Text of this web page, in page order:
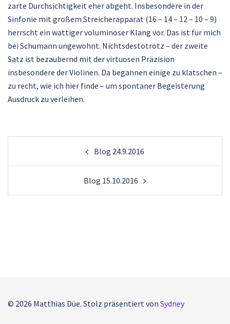
zarte Durchsichtigkeit eher abgeht. Insbesondere in der
Sinfonie mit großem Streicherapparat (16 – 14 – 12 – 10 – 9)
herrscht ein wattiger voluminöser Klang vor. Das ist für mich
bei Schumann ungewohnt. Nichtsdestotrotz – der zweite
Satz ist bezaubernd mit der virtuosen Präzision
insbesondere der Violinen. Da begannen einige zu klatschen –
zu recht, wie ich hier finde – um spontaner Begeisterung
Ausdruck zu verleihen.
Blog 24.9.2016
Blog 15.10.2016
© 2026 Matthias Düe. Stolz präsentiert von Sydney